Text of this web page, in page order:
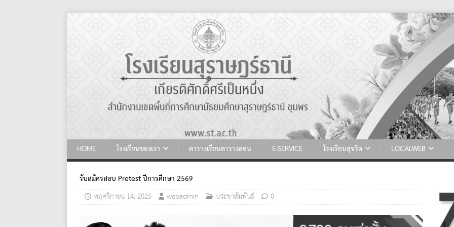
HOME โรงเรียนของเรา ตารางเรียนตารางสอน E-SERVICE โรงเรียนสุจริต LOCALWEB
รับสมัครสอบ Pretest ปีการศึกษา 2569
พฤศจิกายน 14, 2025
webadmin ประชาสัมพันธ์ 0